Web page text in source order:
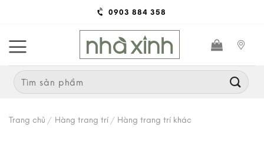
content
0903 884 358
Search
for:
Trang chủ / Hàng trang trí / Hàng trang trí khác